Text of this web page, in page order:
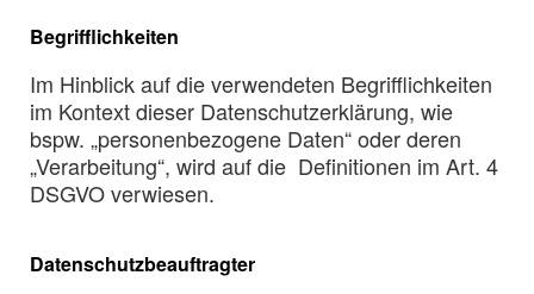
Begrifflichkeiten
Im Hinblick auf die verwendeten Begrifflichkeiten
im Kontext dieser Datenschutzerklärung, wie
bspw. „personenbezogene Daten“ oder deren
„Verarbeitung“, wird auf die Definitionen im Art. 4
DSGVO verwiesen.
Datenschutzbeauftragter